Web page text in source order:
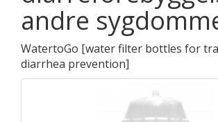
andre
WatertoGo [water filter bottles for
diarrhea prevention]